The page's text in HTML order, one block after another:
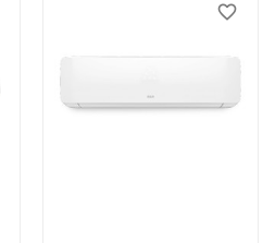
favorite_border